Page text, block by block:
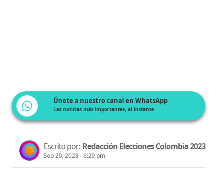
Únete a nuestro canal en WhatsApp
Las noticias más importantes, al instante
Escrito por: Redacción Elecciones Colombia 2023
Sep 29, 2023 - 6:29 pm